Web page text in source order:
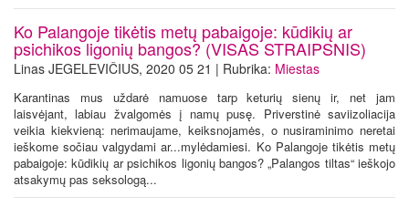
Ko Palangoje tikėtis metų pabaigoje: kūdikių ar
psichikos ligonių bangos? (VISAS STRAIPSNIS)
Linas JEGELEVIČIUS, 2020 05 21 | Rubrika: Miestas
Karantinas mus uždarė namuose tarp keturių sienų ir, net jam
laisvėjant, labiau žvalgomės į namų pusę. Priverstinė saviizoliacija
veikia kiekvieną: nerimaujame, keiksnojamės, o nusiraminimo neretai
ieškome sočiau valgydami ar...mylėdamiesi. Ko Palangoje tikėtis metų
pabaigoje: kūdikių ar psichikos ligonių bangos? „Palangos tiltas“ ieškojo
atsakymų pas seksologą...